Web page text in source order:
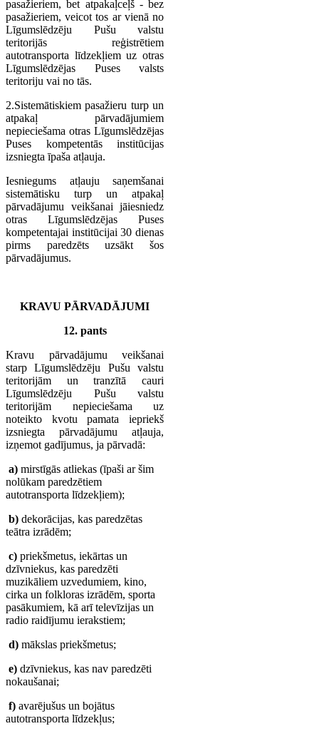
pasažieriem, bet atpakaļceļš - bez
pasažieriem, veicot tos ar vienā no
Līgumslēdzēju Pušu valstu
teritorijās reģistrētiem
autotransporta līdzekļiem uz otras
Līgumslēdzējas Puses valsts
teritoriju vai no tās.
2.Sistemātiskiem pasažieru turp un
atpakaļ pārvadājumiem
nepieciešama otras Līgumslēdzējas
Puses kompetentās institūcijas
izsniegta īpaša atļauja.
Iesniegums atļauju saņemšanai
sistemātisku turp un atpakaļ
pārvadājumu veikšanai jāiesniedz
otras Līgumslēdzējas Puses
kompetentajai institūcijai 30 dienas
pirms paredzēts uzsākt šos
pārvadājumus.
KRAVU PĀRVADĀJUMI
12. pants
Kravu pārvadājumu veikšanai
starp Līgumslēdzēju Pušu valstu
teritorijām un tranzītā cauri
Līgumslēdzēju Pušu valstu
teritorijām nepieciešama uz
noteikto kvotu pamata iepriekš
izsniegta pārvadājumu atļauja,
izņemot gadījumus, ja pārvadā:
a) mirstīgās atliekas (īpaši ar šim
nolūkam paredzētiem
autotransporta līdzekļiem);
b) dekorācijas, kas paredzētas
teātra izrādēm;
c) priekšmetus, iekārtas un
dzīvniekus, kas paredzēti
muzikāliem uzvedumiem, kino,
cirka un folkloras izrādēm, sporta
pasākumiem, kā arī televīzijas un
radio raidījumu ierakstiem;
d) mākslas priekšmetus;
e) dzīvniekus, kas nav paredzēti
nokaušanai;
f) avarējušus un bojātus
autotransporta līdzekļus;